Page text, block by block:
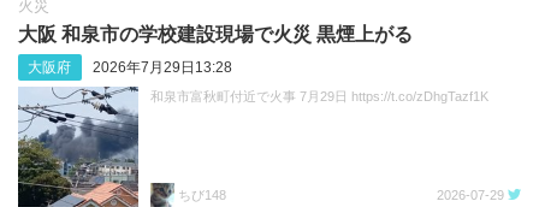
火災
大阪 和泉市の学校建設現場で火災 黒煙上がる
大阪府 2026年7月29日13:28
和泉市富秋町付近で火事 7月29日 https://t.co/zDhgTazf1K
ちび148 2026-07-29